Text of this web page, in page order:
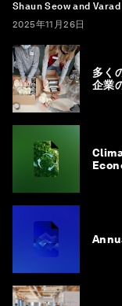
Shaun Seow and
2025年11月26日
多く
企業